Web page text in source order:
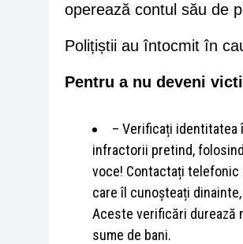
operează contul său de
Polițiștii au întocmit în
Pentru a nu deveni
– Verificați identitatea
infractorii pretind,
voce! Contactați telefonic
care îl cunoșteați
Aceste verificări durează
sume de bani.